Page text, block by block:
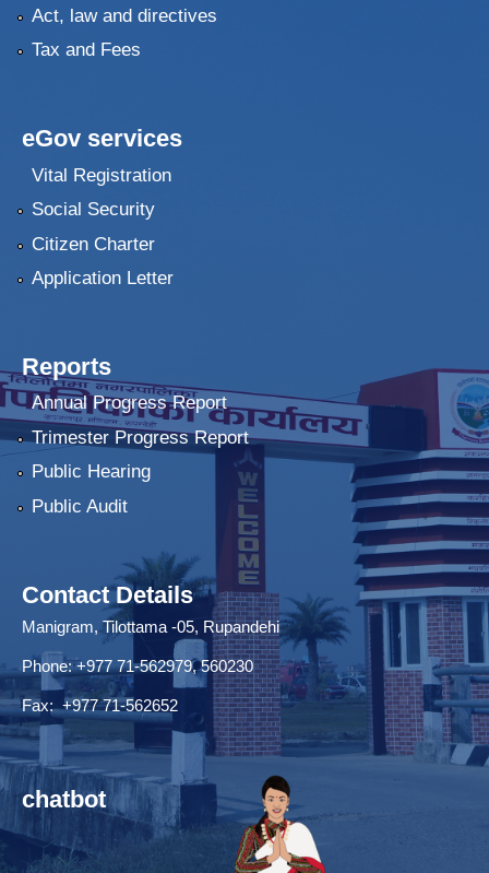
Act, law and directives
Tax and Fees
eGov services
Vital Registration
Social Security
Citizen Charter
Application Letter
Reports
Annual Progress Report
Trimester Progress Report
Public Hearing
Public Audit
Contact Details
Manigram, Tilottama -05, Rupandehi
Phone: +977 71-562979, 560230
Fax: +977 71-562652
chatbot